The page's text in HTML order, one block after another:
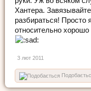
Хантера.
разбираться! Просто
относительно
3 лют 2011